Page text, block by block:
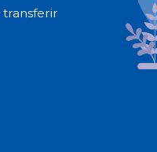
transferir